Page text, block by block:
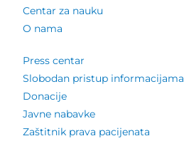
Centar za nauku
O nama
Press centar
Slobodan pristup informacijama
Donacije
Javne nabavke
Zaštitnik prava pacijenata